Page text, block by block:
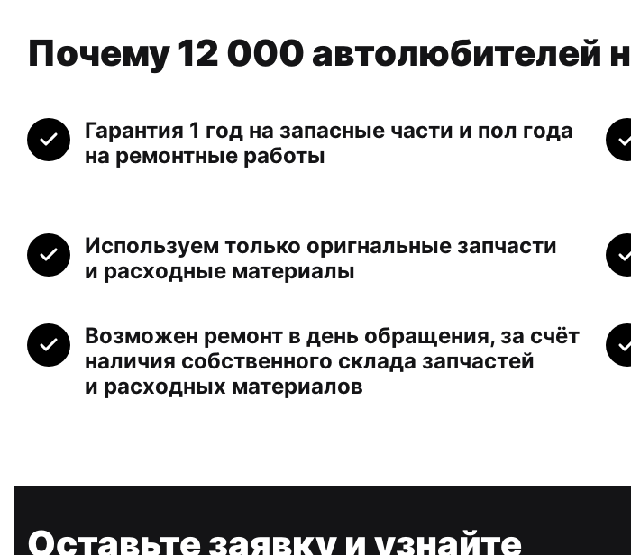
Почему 12 000 автолюбителей
Гарантия 1 год на запасные части и пол года
на ремонтные работы
Используем только оригнальные запчасти
и расходные материалы
Возможен ремонт в день обращения, за счёт
наличия собственного склада запчастей
и расходных материалов
Оставьте заявку и узнайте